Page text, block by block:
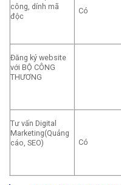
công, dính mã
độc
Có
Đăng ký website
với BỘ CÔNG
THƯƠNG
Tư vấn Digital
Marketing(Quảng
cáo, SEO)
Có